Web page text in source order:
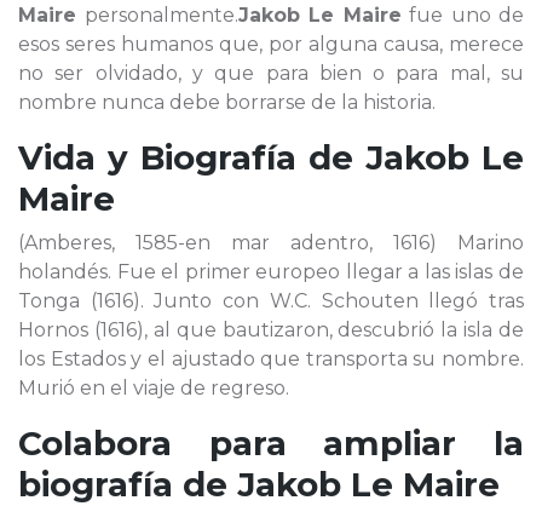
Maire personalmente.Jakob Le Maire fue uno de
esos seres humanos que, por alguna causa, merece
no ser olvidado, y que para bien o para mal, su
nombre nunca debe borrarse de la historia.
Vida y Biografía de Jakob Le
Maire
(Amberes, 1585-en mar adentro, 1616) Marino
holandés. Fue el primer europeo llegar a las islas de
Tonga (1616). Junto con W.C. Schouten llegó tras
Hornos (1616), al que bautizaron, descubrió la isla de
los Estados y el ajustado que transporta su nombre.
Murió en el viaje de regreso.
Colabora para ampliar la
biografía de Jakob Le Maire